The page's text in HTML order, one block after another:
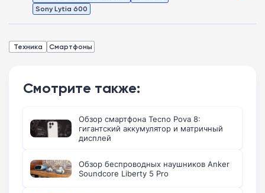
Sony Lytia 600
Техника Смартфоны
Смотрите также:
Обзор смартфона Tecno Pova 8:
гигантский аккумулятор и матричный
дисплей
Обзор беспроводных наушников Anker
Soundcore Liberty 5 Pro